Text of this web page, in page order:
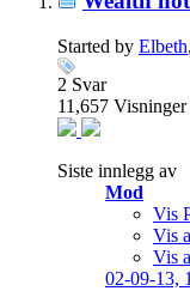
Started by Elbeth
2 Svar
11,657 Visninger
Siste innlegg av
Mod
Vis
Vis
Vis
02-09-13,